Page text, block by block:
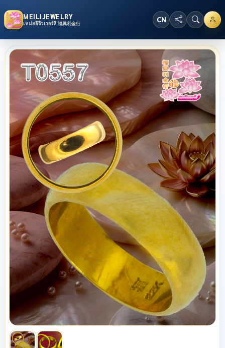
MEILIJEWELRY
เหม่ยลี่จิวเวอร์ลี่ 福興利金行 CN